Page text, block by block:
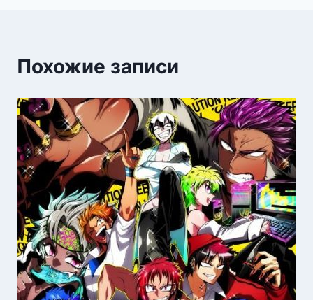
Похожие записи